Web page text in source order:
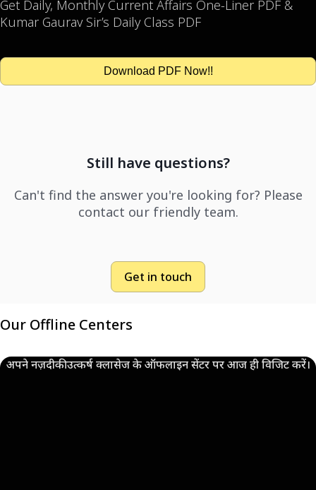
Get Daily, Monthly Current Affairs One-Liner PDF &
Kumar Gaurav Sir’s Daily Class PDF
Download PDF Now!!
Still have questions?
Can't find the answer you're looking for? Please
contact our friendly team.
Get in touch
Our Offline Centers
अपने नज़दीकी उत्कर्ष क्लासेज के ऑफलाइन सेंटर पर आज ही विजिट करें।